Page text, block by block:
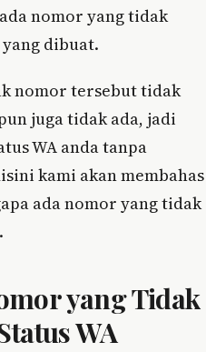
nomor yang tidak
dibuat.
nomor tersebut tidak
juga tidak ada, jadi
WA anda tanpa
kami akan membahas
ada nomor yang tidak
yang Tidak
WA